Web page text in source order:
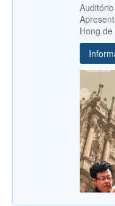
Hong